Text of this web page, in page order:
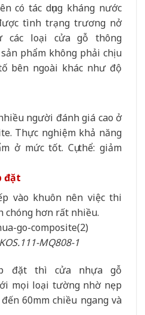
có tác dụng kháng nước
tình trạng trương nở
các loại cửa gỗ thông
phẩm không phải chịu
bên ngoài khác như độ
người đánh giá cao ở
Thực nghiệm khả năng
ở mức tốt. Cụ thể: giảm
đặt
vào khuôn nên việc thi
chóng hơn rất nhiều.
MQ808-1
đặt thì cửa nhựa gỗ
mọi loại tường nhờ nẹp
60mm chiều ngang và